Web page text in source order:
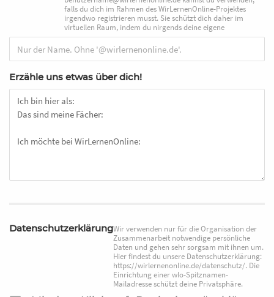
falls du dich im Rahmen des WirLernenOnline-Projektes
irgendwo registrieren musst. Sie schützt dich daher im
virtuellen Raum, indem du nirgends deine eigene
Erzähle uns etwas über dich!
DatenschutzerklärungWir verwenden nur für die Organisation der
Zusammenarbeit notwendige persönliche
Daten und gehen sehr sorgsam mit ihnen um.
Hier findest du unsere Datenschutzerklärung:
https://wirlernenonline.de/datenschutz/. Die
Einrichtung einer wlo-Spitznamen-
Mailadresse schützt deine Privatsphäre.